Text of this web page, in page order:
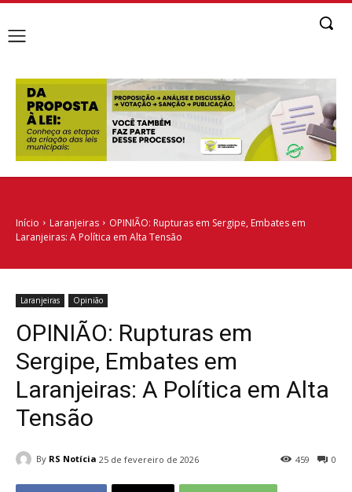
Início Laranjeiras
OPINIÃO: Rupturas em Sergipe, Embates em
Laranjeiras: A Política em Alta Tensão
Laranjeiras Opinião
OPINIÃO: Rupturas em
Sergipe, Embates em
Laranjeiras: A Política em Alta
Tensão
By RS Notícia 25 de fevereiro de 2026 0
459